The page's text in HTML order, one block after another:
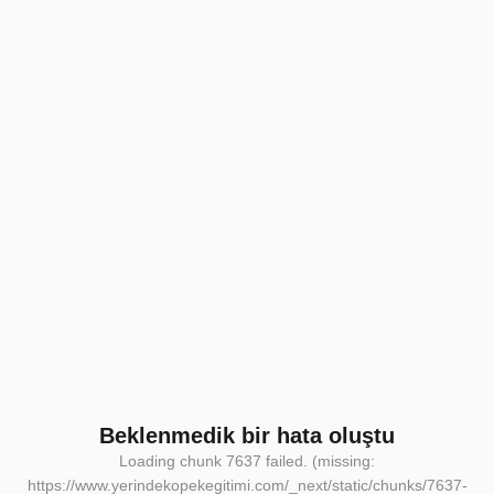
Beklenmedik bir hata oluştu
Loading chunk 7637 failed. (missing:
https://www.yerindekopekegitimi.com/_next/static/chunks/7637-